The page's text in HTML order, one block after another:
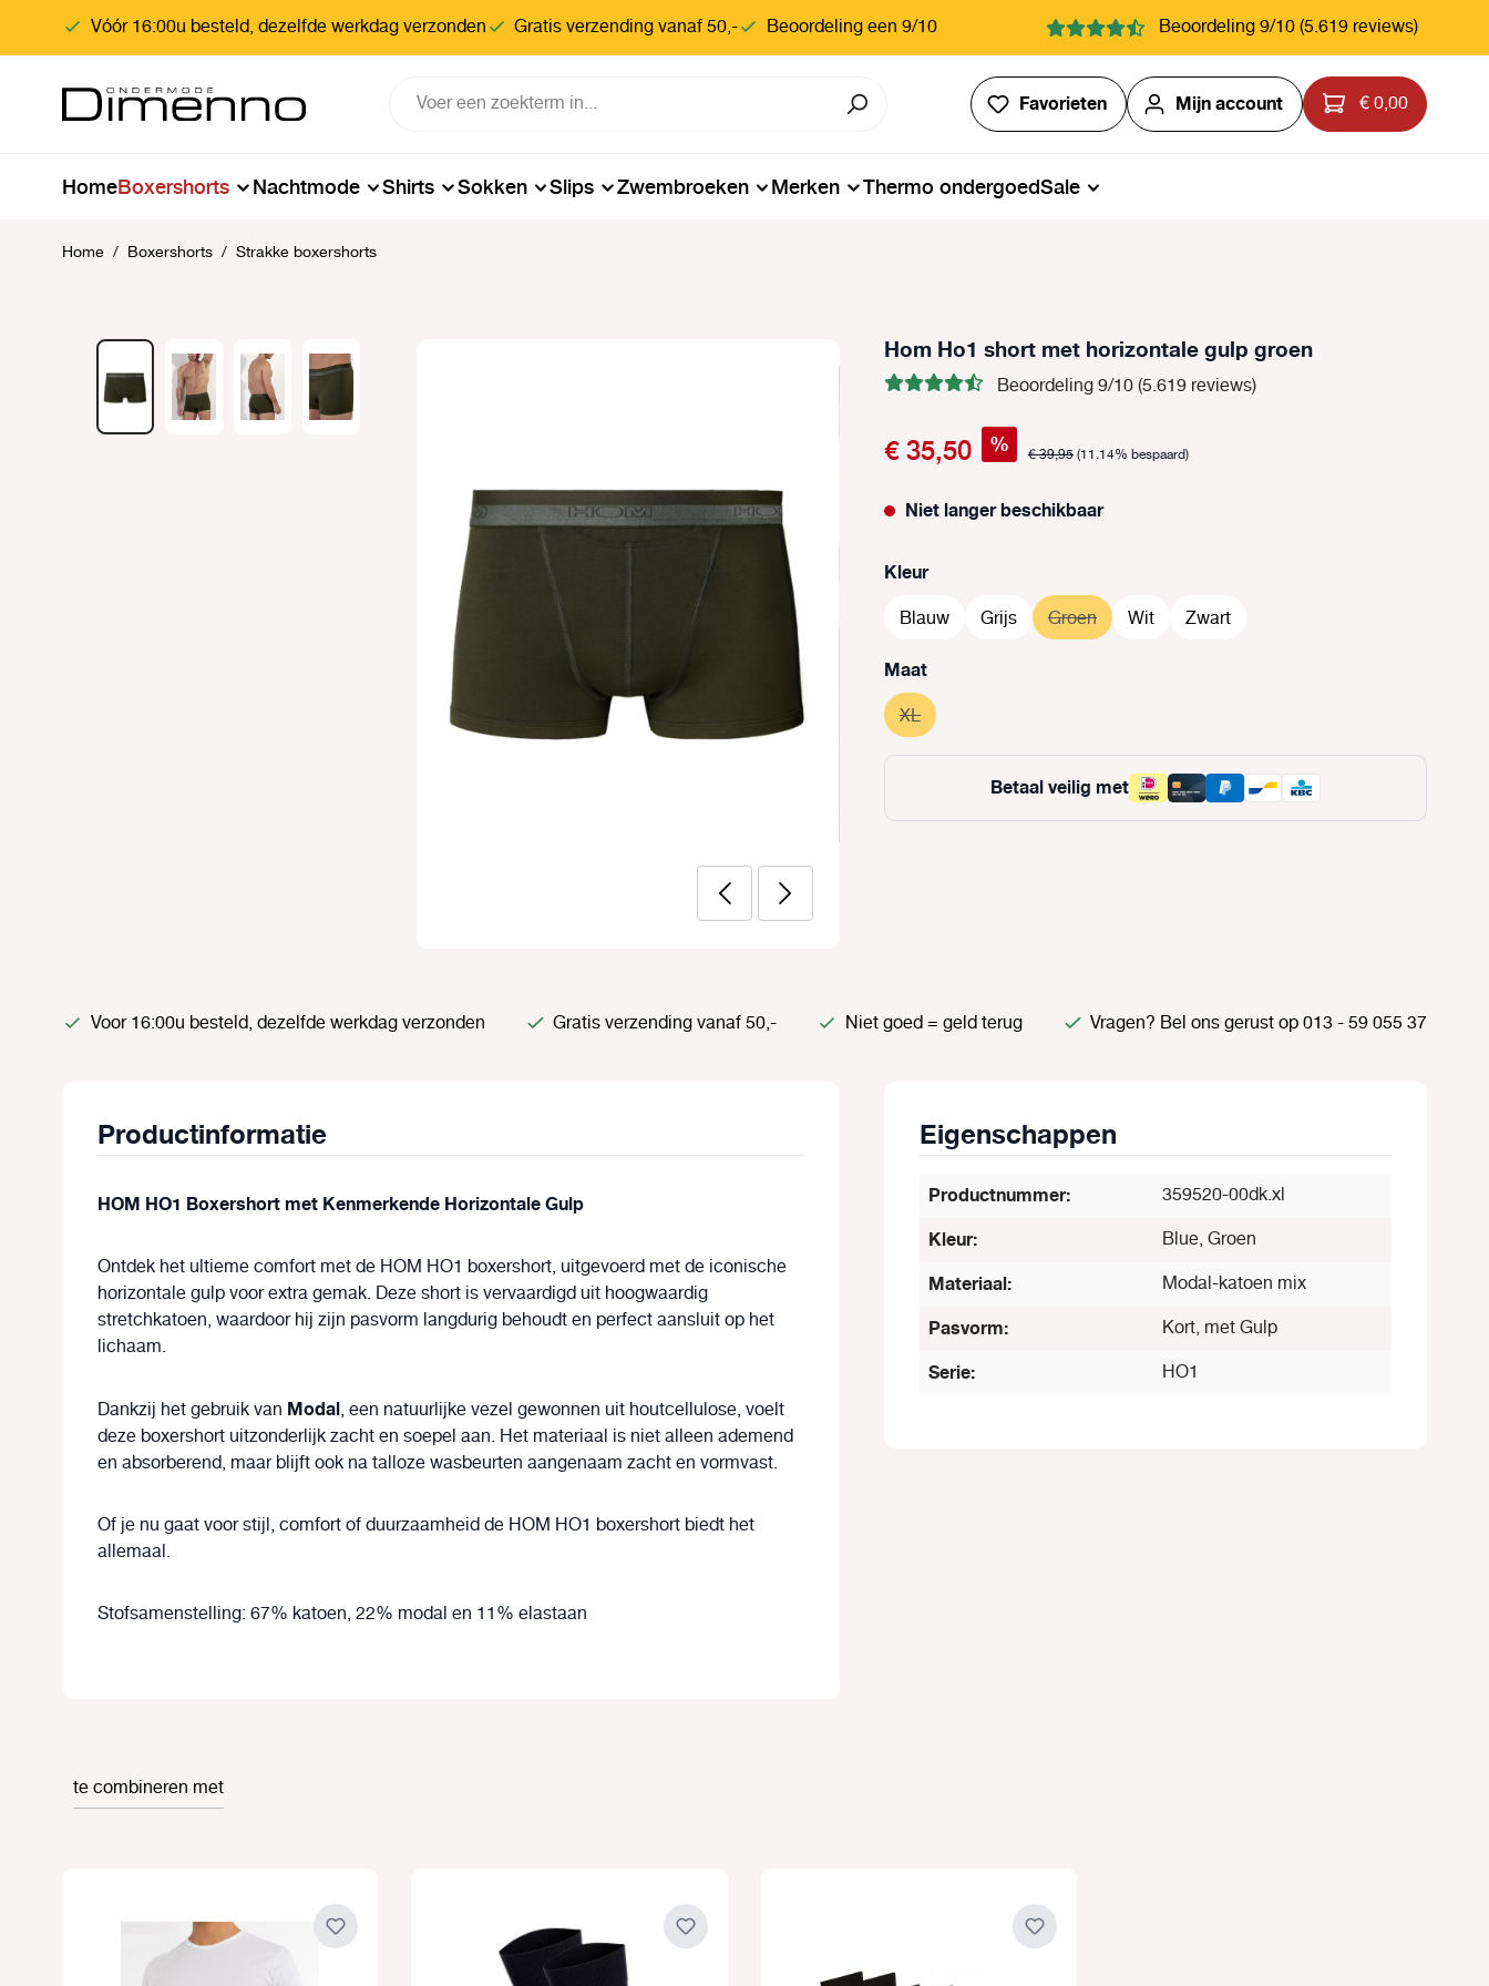
Ga naar de hoofdnavigatie
Vóór 16:00u besteld, dezelfde werkdag verzonden Gratis verzending vanaf 50,- Beoordeling een 9/10 Beoordeling 9/10 (5.619 reviews)
Favorieten Je hebt 0 items op je verlanglijstje
Mijn account € 0,00
HomeBoxershorts Nachtmode Shirts Sokken Slips Zwembroeken Merken Thermo ondergoedSale
Home / Boxershorts / Strakke boxershorts
Afbeeldingengalerij overslaan Hom Ho1 short met horizontale gulp groen
Beoordeling 9/10 (5.619 reviews)
€ 35,50 % € 39,95(11.14% bespaard)
Niet langer beschikbaar
Selecteer
Kleur
Blauw Grijs Groen(Deze optie is momenteel niet beschikbaar.)
Wit Zwart
Selecteer
Maat
XL(Deze optie is momenteel niet beschikbaar.)
Betaal veilig met
Voor 16:00u besteld, dezelfde werkdag verzonden Gratis verzending vanaf 50,- Niet goed = geld terug Vragen? Bel ons gerust op 013 - 59 055 37
Productinformatie
HOM HO1 Boxershort met Kenmerkende Horizontale Gulp
Ontdek het ultieme comfort met de HOM HO1 boxershort, uitgevoerd met de iconische
horizontale gulp voor extra gemak. Deze short is vervaardigd uit hoogwaardig
stretchkatoen, waardoor hij zijn pasvorm langdurig behoudt en perfect aansluit op het
lichaam.
Dankzij het gebruik van Modal, een natuurlijke vezel gewonnen uit houtcellulose, voelt
deze boxershort uitzonderlijk zacht en soepel aan. Het materiaal is niet alleen ademend
en absorberend, maar blijft ook na talloze wasbeurten aangenaam zacht en vormvast.
Of je nu gaat voor stijl, comfort of duurzaamheid de HOM HO1 boxershort biedt het
allemaal.
Stofsamenstelling: 67% katoen, 22% modal en 11% elastaan
Eigenschappen
Productnummer: 359520-00dk.xl
Kleur: Blue, Groen
Materiaal: Modal-katoen mix
Pasvorm: Kort, met Gulp
Serie: HO1
te combineren met